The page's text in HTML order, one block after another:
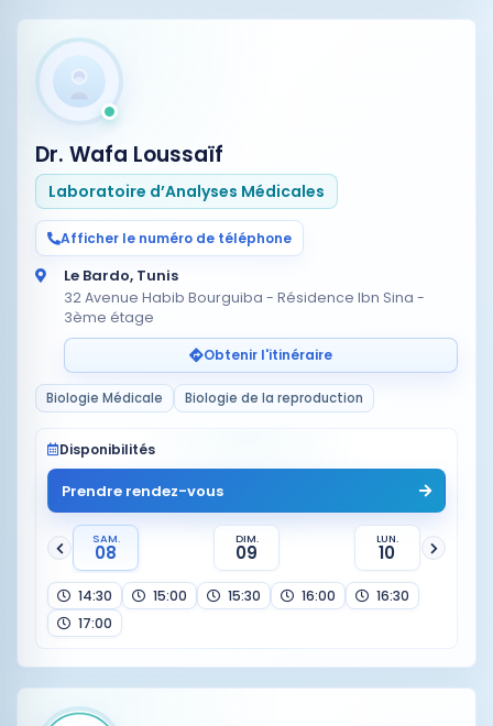
Dr. Wafa Loussaïf
Laboratoire d’Analyses Médicales
Afficher le numéro de téléphone
Le Bardo, Tunis
32 Avenue Habib Bourguiba - Résidence Ibn Sina -
3ème étage
Obtenir l'itinéraire
Biologie Médicale Biologie de la reproduction
Disponibilités
Prendre rendez-vous
SAM.
08
DIM.
09
LUN.
10
14:30 15:00 15:30 16:00
16:30
17:00